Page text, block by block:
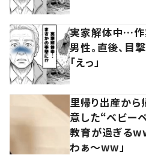
実家解体中…作
男性。直後、目
「えっ」
里帰り出産か
意した“ベビー
教育が過ぎる
わぁ～ww」